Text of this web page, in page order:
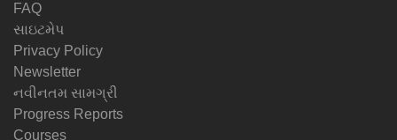
FAQ
સાઇટમેપ
Privacy Policy
Newsletter
નવીનતમ સામગ્રી
Progress Reports
Courses